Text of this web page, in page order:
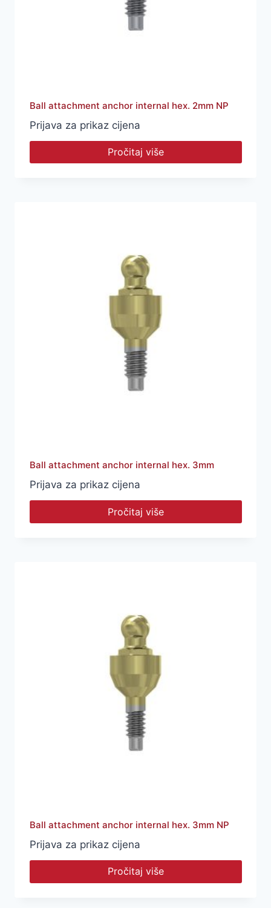
Ball attachment anchor internal hex. 2mm NP
Prijava za prikaz cijena
Pročitaj više
Ball attachment anchor internal hex. 3mm
Prijava za prikaz cijena
Pročitaj više
Ball attachment anchor internal hex. 3mm NP
Prijava za prikaz cijena
Pročitaj više